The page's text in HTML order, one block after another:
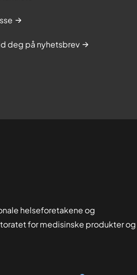
deg på nyhetsbrev
helseforetakene og
for medisinske produkter og